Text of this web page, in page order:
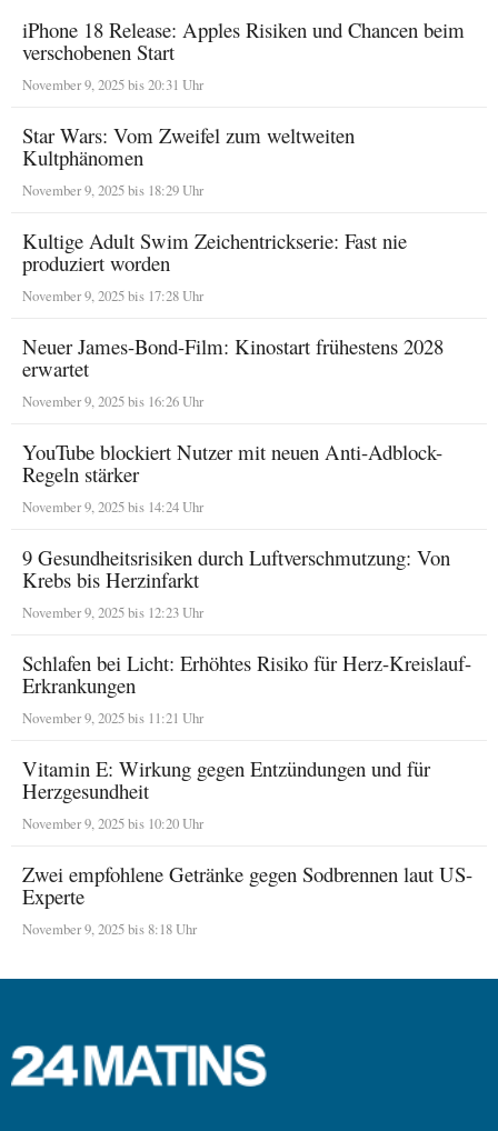
iPhone 18 Release: Apples Risiken und Chancen beim
verschobenen Start
November 9, 2025 bis 20:31 Uhr
Star Wars: Vom Zweifel zum weltweiten
Kultphänomen
November 9, 2025 bis 18:29 Uhr
Kultige Adult Swim Zeichentrickserie: Fast nie
produziert worden
November 9, 2025 bis 17:28 Uhr
Neuer James-Bond-Film: Kinostart frühestens 2028
erwartet
November 9, 2025 bis 16:26 Uhr
YouTube blockiert Nutzer mit neuen Anti-Adblock-
Regeln stärker
November 9, 2025 bis 14:24 Uhr
9 Gesundheitsrisiken durch Luftverschmutzung: Von
Krebs bis Herzinfarkt
November 9, 2025 bis 12:23 Uhr
Schlafen bei Licht: Erhöhtes Risiko für Herz-Kreislauf-
Erkrankungen
November 9, 2025 bis 11:21 Uhr
Vitamin E: Wirkung gegen Entzündungen und für
Herzgesundheit
November 9, 2025 bis 10:20 Uhr
Zwei empfohlene Getränke gegen Sodbrennen laut US-
Experte
November 9, 2025 bis 8:18 Uhr